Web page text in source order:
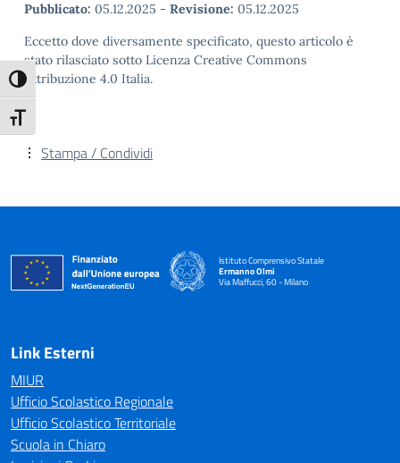
Attiva/disattiva alto contrasto
Attiva/disattiva dimensione testo
Pubblicato: 05.12.2025 - Revisione: 05.12.2025
Eccetto dove diversamente specificato, questo articolo è
stato rilasciato sotto Licenza Creative Commons
Attribuzione 4.0 Italia.
Stampa / Condividi
Istituto Comprensivo Statale
Ermanno Olmi
Via Maffucci, 60 - Milano
Link Esterni
MIUR
Ufficio Scolastico Regionale
Ufficio Scolastico Territoriale
Scuola in Chiaro